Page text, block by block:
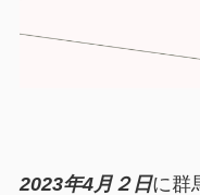
2023年4月２日に群